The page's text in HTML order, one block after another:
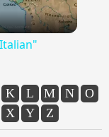
K L M N
O
X Y Z